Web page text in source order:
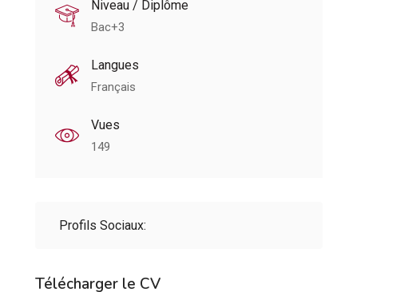
Niveau / Diplôme
Bac+3
Langues
Français
Vues
149
Profils Sociaux:
Télécharger le CV